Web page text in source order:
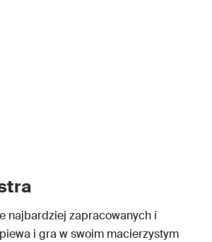
najbardziej zapracowanych i
i gra w swoim macierzystym